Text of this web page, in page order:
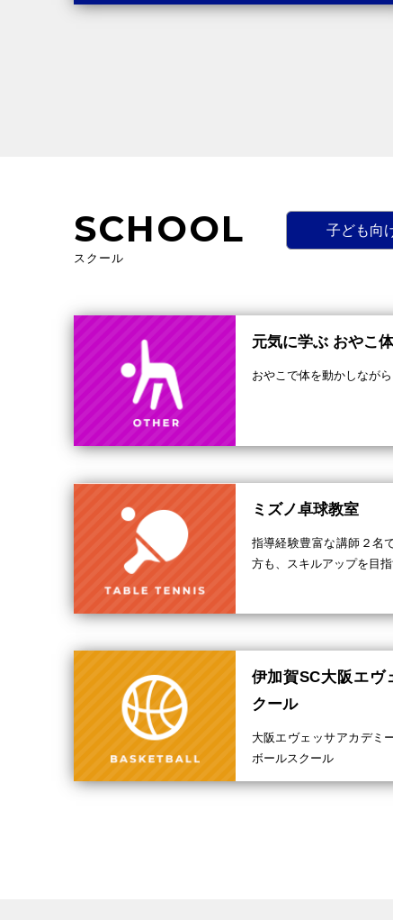
SCHOOL
スクール
子ども向
元気に学ぶ おやこ
おやこで体を動かしなが
ミズノ卓球教室
指導経験豊富な講師２名
方も、スキルアップを目
伊加賀SC大阪エヴ
クール
大阪エヴェッサアカデミ
ボールスクール